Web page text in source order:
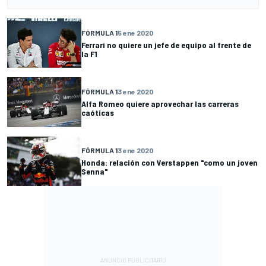
FÓRMULA 15 ene 2020
Ferrari no quiere un jefe de equipo al frente de
la F1
FÓRMULA 13 ene 2020
Alfa Romeo quiere aprovechar las carreras
caóticas
FÓRMULA 13 ene 2020
Honda: relación con Verstappen "como un joven
Senna"